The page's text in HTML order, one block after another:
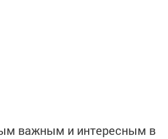
важным и интересным в